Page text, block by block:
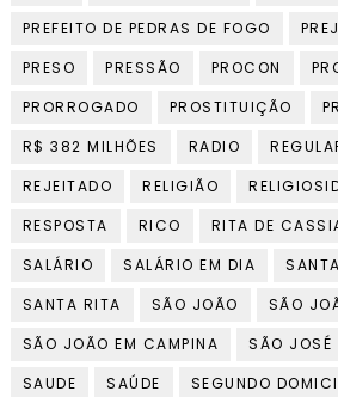
PREFEITO DE PEDRAS DE FOGO
PRESO
PRESSÃO PROCON
PRORROGADO
PROSTITUIÇÃO
R$ 382 MILHÕES
RADIO
REJEITADO
RELIGIÃO
RESPOSTA
RICO RITA DE
SALÁRIO
SALÁRIO EM DIA
SANTA RITA
SÃO JOÃO
SÃO
SÃO JOÃO EM CAMPINA
SÃO JOSÉ
SAUDE
SAÚDE
SEGUNDO